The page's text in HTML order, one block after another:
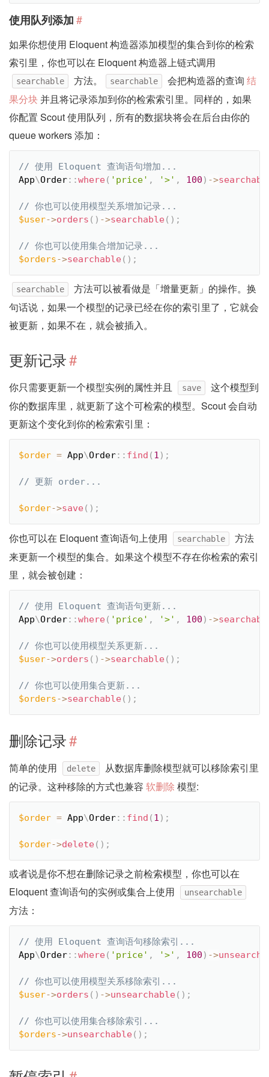
使用队列添加#
如果你想使用 Eloquent 构造器添加模型的集合到你的检索
索引里，你也可以在 Eloquent 构造器上链式调用
searchable 方法。 searchable 会把构造器的查询 结
果分块并且将记录添加到你的检索索引里。同样的，如果
你配置 Scout 使用队列，所有的数据块将会在后台由你的
queue workers 添加：
App\Order::where( 'price' , '>' , 100 ) ->
$user->orders ( ) ->searchable( ) ;
$orders->searchable( ) ;
searchable
方法可以被看做是「增量更新」的操作。换
句话说，如果一个模型的记录已经在你的索引里了，它就会
被更新，如果不在，就会被插入。
更新记录#
你只需要更新一个模型实例的属性并且 save
这个模型到
你的数据库里，就更新了这个可检索的模型。Scout 会自动
更新这个变化到你的检索索引里：
$order = App\Order:: find ( 1 ) ;
$order->save( ) ;
你也可以在 Eloquent 查询语句上使用 searchable
方法
来更新一个模型的集合。如果这个模型不存在你检索的索引
里，就会被创建：
App\Order::where( 'price' , '>' , 100 ) ->
$user->orders ( ) ->searchable( ) ;
$orders->searchable( ) ;
删除记录#
简单的使用 delete
从数据库删除模型就可以移除索引里
的记录。这种移除的方式也兼容 软删除 模型:
$order = App\Order:: find ( 1 ) ;
$order->delete( ) ;
或者说是你不想在删除记录之前检索模型，你也可以在
Eloquent 查询语句的实例或集合上使用
unsearchable
方法：
App\Order::where( 'price' , '>' , 100 ) ->
$user->orders ( ) ->unsearchable( ) ;
$orders->unsearchable( ) ;